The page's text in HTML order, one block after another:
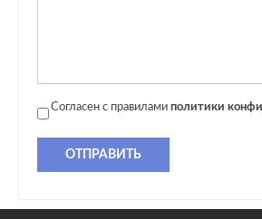
Согласен с правилами политики
ОТПРАВИТЬ